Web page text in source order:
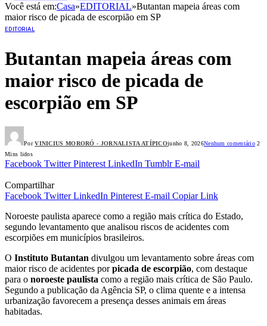
Você está em:Casa»EDITORIAL»Butantan mapeia áreas com
maior risco de picada de escorpião em SP
EDITORIAL
Butantan mapeia áreas com
maior risco de picada de
escorpião em SP
Por VINICIUS MORORÓ - JORNALISTA ATÍPICOjunho 8, 2026Nenhum comentário 2
Mins lidos
Facebook Twitter Pinterest LinkedIn Tumblr E-mail
Compartilhar
Facebook Twitter LinkedIn Pinterest E-mail Copiar Link
Noroeste paulista aparece como a região mais crítica do Estado,
segundo levantamento que analisou riscos de acidentes com
escorpiões em municípios brasileiros.
O Instituto Butantan divulgou um levantamento sobre áreas com
maior risco de acidentes porpicada de escorpião, com destaque
para o noroeste paulista como a região mais crítica de São Paulo.
Segundo a publicação da Agência SP, o clima quente e a intensa
urbanização favorecem a presença desses animais em áreas
habitadas.